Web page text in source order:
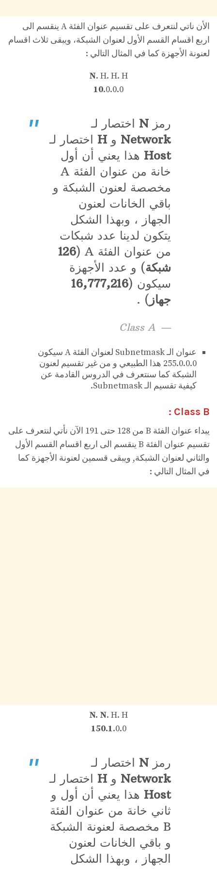
الأن ناتي لنتعرف على تقسيم عنوان الفئة A ينقسم الى
اربع اقسام القسم الأول لعنوان الشبكة، ويبقى ثلاث اقسام
لعنونة الأجهزة كما في المثال التالي :
N. H. H. H
10.0.0.0
رمز N اختصار لـ
Network و H اختصار لـ
Host هذا يعني أن أول
خانة من عنوان الفئة A
مخصصة لعنون الشبكة و
باقي الخانات لعنون
الجهاز ، وبهذا الشكل
يتكون لدينا عدد شبكات
من عنوان الفئة A (
126
شبكة) و عدد الأجهزة
سيكون (16,777,216
جهاز ) .
Class A
عنوان الـ Subnetmask لعنوان الفئة A سيكون
255.0.0.0 هذا الطبيعي و من غير تقسيم لعنون
الشبكة كما سنتعرف في الدروس القادمة عن
كيفية تقسيم الـ Subnetmask.
Class B :
يبداء عنوان الفئة B من 128 حتى 191 الآن نأتي لنتعرف على
تقسيم عنوان الفئة B ينقسم الى اربع اقسام القسم الأول
والثاني لعنوان الشبكة, ويبقى قسمين لعنونة الأجهزة كما
في المثال التالي :
N. N. H. H
150.1.0.0
رمز N اختصار لـ
Network و H اختصار لـ
Host هذا يعني أن أول و
ثاني خانة من عنوان الفئة
B مخصصة لعنونة الشبكة
و باقي الخانات لعنون
الجهاز ، وبهذا الشكل